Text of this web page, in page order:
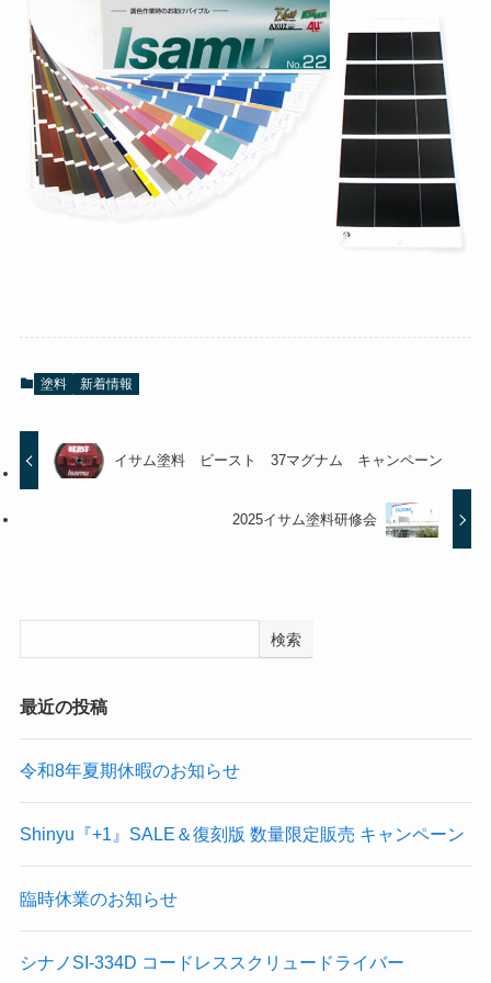
塗料 新着情報
イサム塗料 ビースト 37マグナム キャンペーン
2025イサム塗料研修会
検索
最近の投稿
令和8年夏期休暇のお知らせ
Shinyu『+1』SALE＆復刻版 数量限定販売 キャンペーン
臨時休業のお知らせ
シナノSI-334D コードレススクリュードライバー